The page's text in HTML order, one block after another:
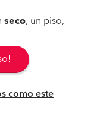
seco, un piso,
como este